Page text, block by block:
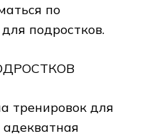
по
подростков.
тренировок для
адекватная